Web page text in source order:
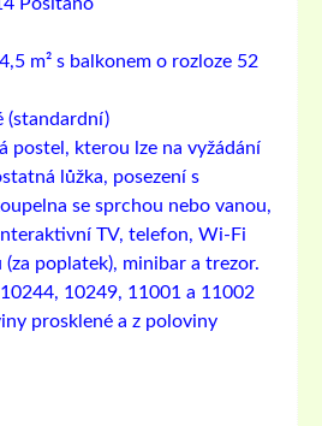
m² s balkonem o rozloze 52
(standardní)
postel, kterou lze na vyžádání
lůžka, posezení s
se sprchou nebo vanou,
TV, telefon, Wi-Fi
poplatek), minibar a trezor.
10249, 11001 a 11002
prosklené a z poloviny